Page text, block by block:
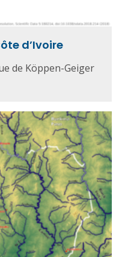
d’Ivoire
de Köppen-Geiger